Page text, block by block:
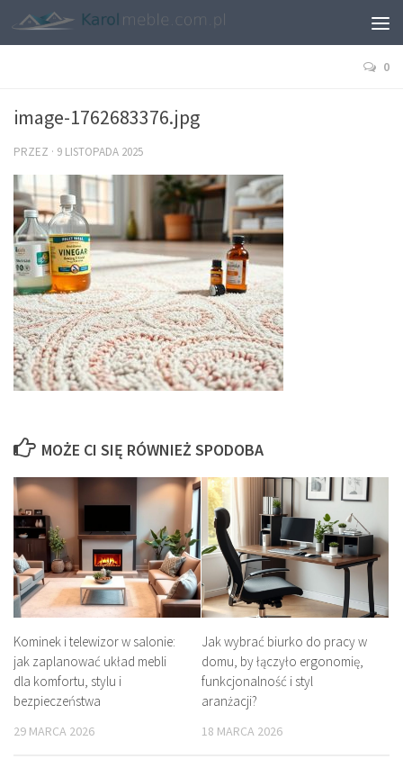
0
image-1762683376.jpg
PRZEZ · 9 LISTOPADA 2025
MOŻE CI SIĘ RÓWNIEŻ SPODOBA
Kominek i telewizor w salonie:
jak zaplanować układ mebli
dla komfortu, stylu i
bezpieczeństwa
29 MARCA 2026
Jak wybrać biurko do pracy w
domu, by łączyło ergonomię,
funkcjonalność i styl
aranżacji?
18 MARCA 2026